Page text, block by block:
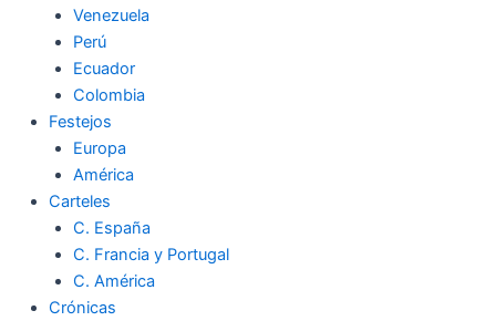
k
Venezuela
Perú
Ecuador
Colombia
Festejos
Europa
América
Carteles
C. España
C. Francia y Portugal
C. América
Crónicas